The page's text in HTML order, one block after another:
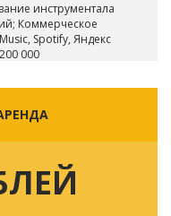
инструментала
Коммерческое
Spotify, Яндекс
000
публикацией на
на бит остаются у
(prod. by ILIXX)
лицензии, Вы